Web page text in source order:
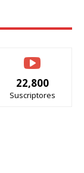
22,800
Suscriptores